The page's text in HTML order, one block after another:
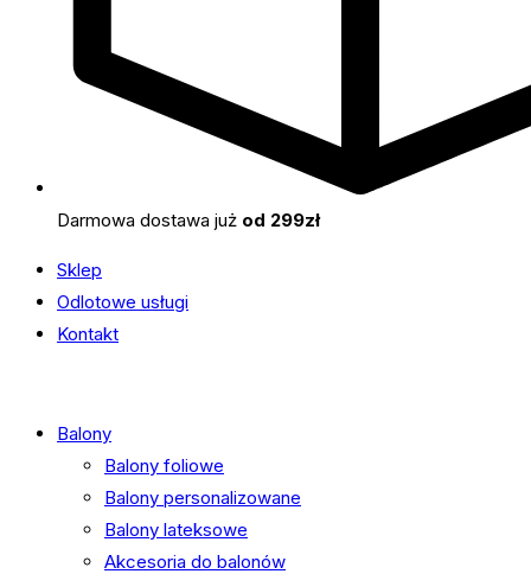
Darmowa dostawa już od 299zł
Sklep
Odlotowe usługi
Kontakt
Balony
Balony foliowe
Balony personalizowane
Balony lateksowe
Akcesoria do balonów